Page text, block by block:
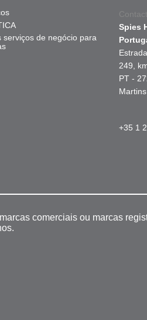
serviços de negócio para
Spies
249,
PT -
Martins
+35 1
comerciais ou marcas